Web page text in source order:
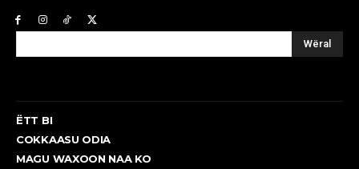
Wëral
ËTT BI
COKKAASU ODIA
MAGU WAXOON NAA KO